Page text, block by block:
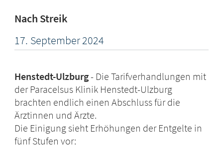
Nach Streik
17. September2024
Henstedt-Ulzburg Die Tarifverhandlungen mit
der Paracelsus Klinik Henstedt-Ulzburg
brachten endlich einen Abschluss für die
Ärztinnen und Ärzte.
Die Einigung sieht Erhöhungen der Entgelte in
fünf Stufen vor: